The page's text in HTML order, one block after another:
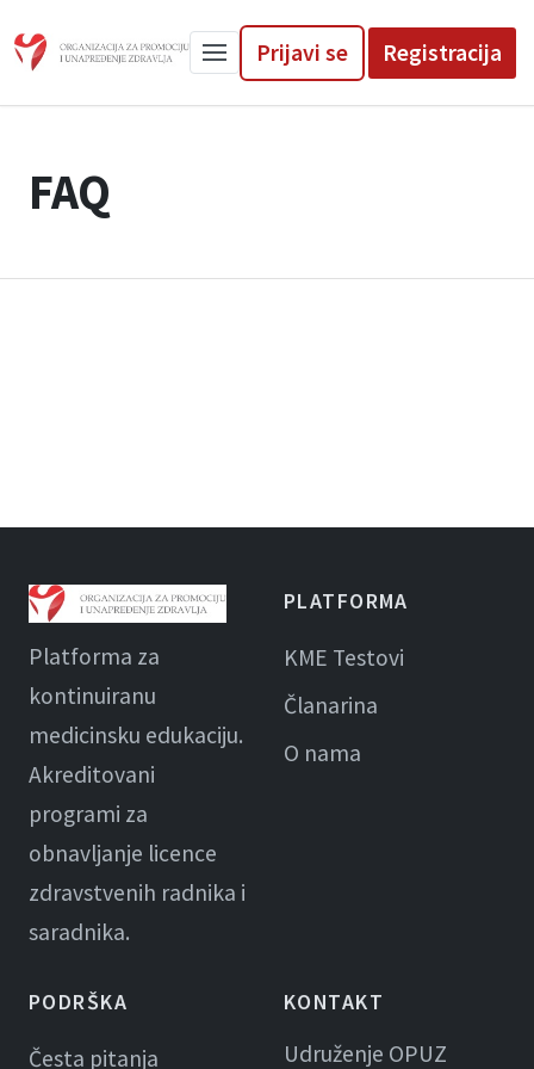
Prijavi se Registracija
FAQ
Platforma za
kontinuiranu
medicinsku edukaciju.
Akreditovani
programi za
obnavljanje licence
zdravstvenih radnika i
saradnika.
PLATFORMA
KME Testovi
Članarina
O nama
PODRŠKA
Česta pitanja
KONTAKT
Udruženje OPUZ